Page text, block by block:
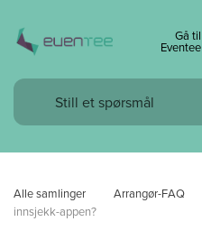
Gå til
Eventee
Alle samlinger Arrangør-FAQ
innsjekk-appen?